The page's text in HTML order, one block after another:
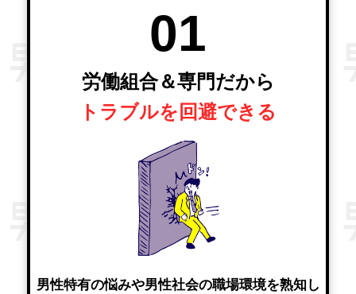
01
労働組合＆専門だから
トラブルを回避できる
男性特有の悩みや男性社会の職場環境を熟知し